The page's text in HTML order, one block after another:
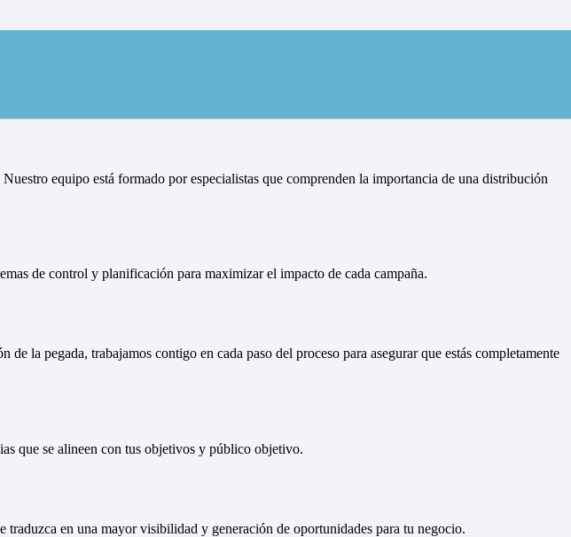
equipo está formado por especialistas que comprenden la importancia de una distribución
de control y planificación para maximizar el impacto de cada campaña.
la pegada, trabajamos contigo en cada paso del proceso para asegurar que estás completamente
que se alineen con tus objetivos y público objetivo.
traduzca en una mayor visibilidad y generación de oportunidades para tu negocio.